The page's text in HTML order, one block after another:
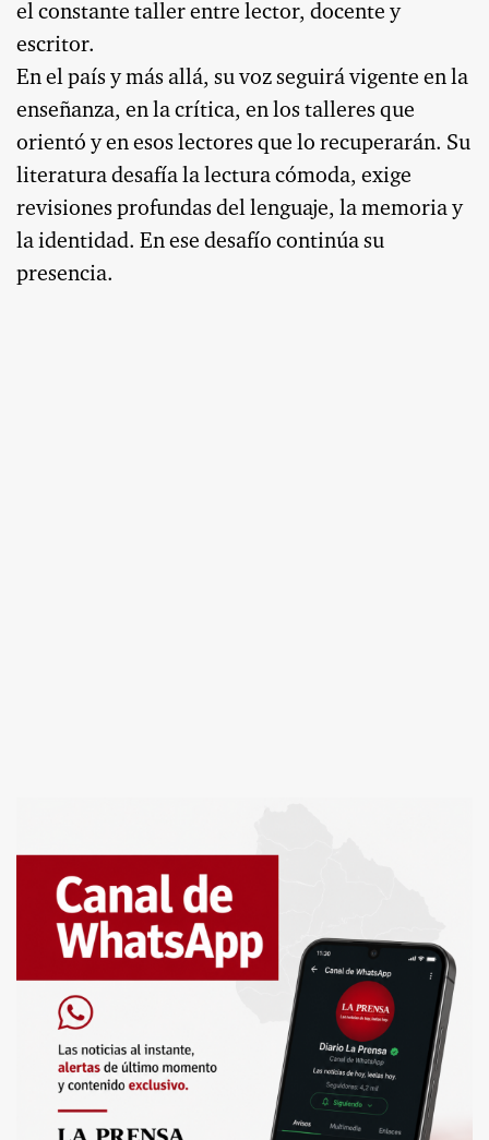
el constante taller entre lector, docente y
escritor.
En el país y más allá, su voz seguirá vigente en la
enseñanza, en la crítica, en los talleres que
orientó y en esos lectores que lo recuperarán. Su
literatura desafía la lectura cómoda, exige
revisiones profundas del lenguaje, la memoria y
la identidad. En ese desafío continúa su
presencia.